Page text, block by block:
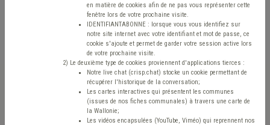
Management de la donnée Nouvelles technologies
E-Gouvernement :
quelle stratégie pour
les pouvoirs publics
en matière de cookies afin de ne pas vous représenter cette
fenêtre lors de votre prochaine visite.
IDENTIFIANTABONNE : lorsque vous vous identifiez sur
notre site internet avec votre identifiant et mot de passe, ce
cookie s'ajoute et permet de garder votre session active lors
de votre prochaine visite.
2) Le deuxième type de cookies proviennent d'applications tierces :
Notre live chat (crisp.chat) stocke un cookie permettant de
récupérer l'historique de la conversation;
Les cartes interactives qui présentent les communes
(issues de nos fiches communales) à travers une carte de
la Wallonie;
Les vidéos encapsulées (YouTube, Viméo) qui reprennent nos